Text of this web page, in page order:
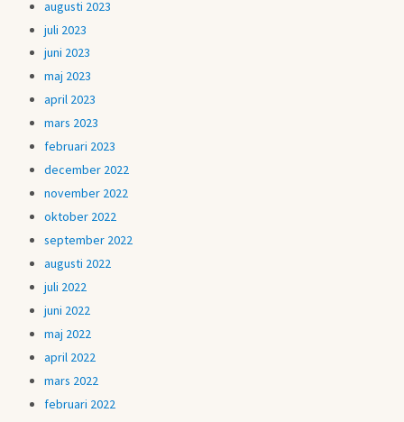
augusti 2023
juli 2023
juni 2023
maj 2023
april 2023
mars 2023
februari 2023
december 2022
november 2022
oktober 2022
september 2022
augusti 2022
juli 2022
juni 2022
maj 2022
april 2022
mars 2022
februari 2022